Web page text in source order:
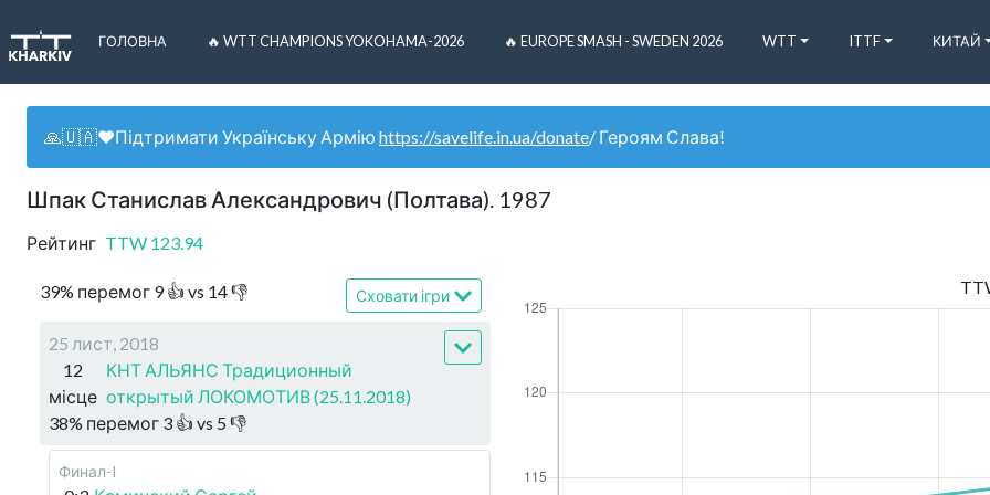
ГОЛОВНА 🔥 WTT CHAMPIONS YOKOHAMA-2026 🔥 EUROPE SMASH - SWEDEN 2026 WTT ITTF КИТАЙ
🙏🇺🇦❤️Підтримати Українську Армію https://savelife.in.ua/donate/ Героям Слава!
Шпак Станислав Александрович (Полтава). 1987
Рейтинг TTW 123.94
39% перемог 9👍 vs 14👎 Сховати ігри
25 лист, 2018
12
місце
КНТ АЛЬЯНС Традиционный
открытый ЛОКОМОТИВ (25.11.2018)
38% перемог 3 👍 vs 5 👎
Финал-I